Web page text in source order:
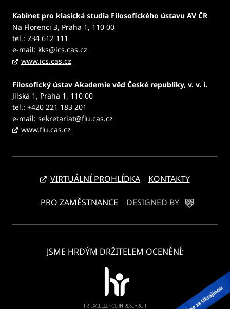
Kabinet pro klasická studia Filosofického ústavu AV ČR
Na Florenci 3, Praha 1, 110 00
tel.: 234 612 111
e-mail: kks@ics.cas.cz
www.ics.cas.cz
Filosofický ústav Akademie věd České republiky, v. v. i.
Jilská 1, Praha 1, 110 00
tel.: +420 221 183 201
e-mail: sekretariat@flu.cas.cz
www.flu.cas.cz
VIRTUÁLNÍ PROHLÍDKA KONTAKTY
PRO ZAMĚSTNANCE DESIGNED BY
JSME HRDÝM DRŽITELEM OCENĚNÍ: